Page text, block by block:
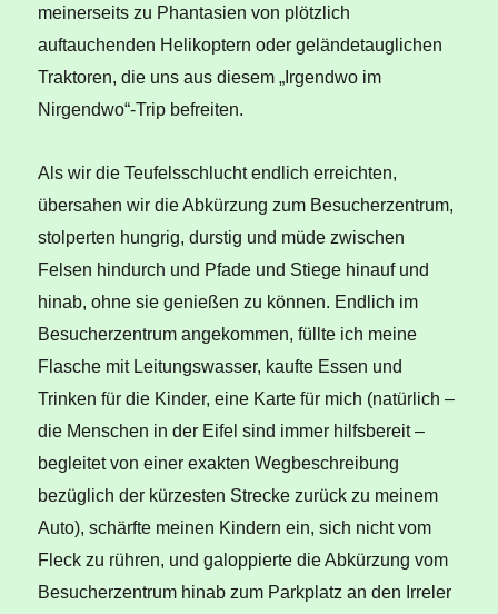
meinerseits zu Phantasien von plötzlich
auftauchenden Helikoptern oder geländetauglichen
Traktoren, die uns aus diesem „Irgendwo im
Nirgendwo“-Trip befreiten.
Als wir die Teufelsschlucht endlich erreichten,
übersahen wir die Abkürzung zum Besucherzentrum,
stolperten hungrig, durstig und müde zwischen
Felsen hindurch und Pfade und Stiege hinauf und
hinab, ohne sie genießen zu können. Endlich im
Besucherzentrum angekommen, füllte ich meine
Flasche mit Leitungswasser, kaufte Essen und
Trinken für die Kinder, eine Karte für mich (natürlich –
die Menschen in der Eifel sind immer hilfsbereit –
begleitet von einer exakten Wegbeschreibung
bezüglich der kürzesten Strecke zurück zu meinem
Auto), schärfte meinen Kindern ein, sich nicht vom
Fleck zu rühren, und galoppierte die Abkürzung vom
Besucherzentrum hinab zum Parkplatz an den Irreler